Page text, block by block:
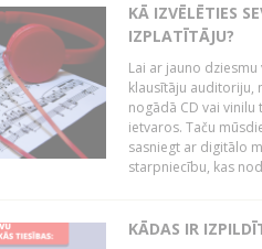
KĀ IZVĒLĒTIES
IZPLATĪTĀJU?
Lai ar jauno
klausītāju auditoriju,
nogādā CD vai
ietvaros. Taču
sasniegt ar digitālo
starpniecību, kas
KĀDAS IR